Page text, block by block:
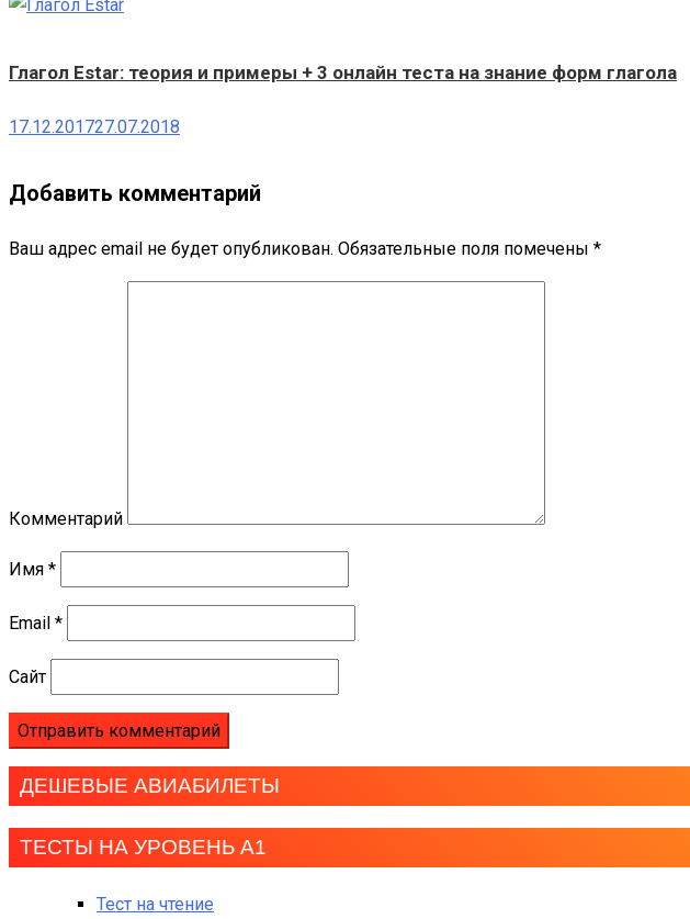
Глагол Estar: теория и примеры + 3 онлайн теста на знание форм глагола
17.12.201727.07.2018
Добавить комментарий
Ваш адрес email не будет опубликован. Обязательные поля помечены *
Комментарий
Имя *
Email *
Сайт
ДЕШЕВЫЕ АВИАБИЛЕТЫ
ТЕСТЫ НА УРОВЕНЬ А1
Тест на чтение